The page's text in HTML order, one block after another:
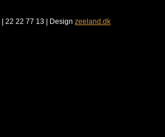
| 22 22 77 13 | Design zeeland.dk